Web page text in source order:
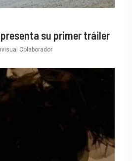
presenta su primer tráiler
Colaborador